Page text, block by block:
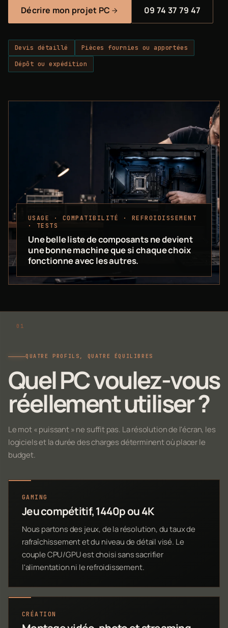
Décrire mon projet PC 09 74 37 79 47
Devis détaillé
Pièces fournies ou apportées
Dépôt ou expédition
USAGE · COMPATIBILITÉ · REFROIDISSEMENT
· TESTS
Une belle liste de composants ne devient
une bonne machine que si chaque choix
fonctionne avec les autres.
QUATRE PROFILS, QUATRE ÉQUILIBRES
Quel PC voulez-vous
réellement utiliser ?
Le mot « puissant » ne suffit pas. La résolution de l'écran, les
logiciels et la durée des charges déterminent où placer le
budget.
GAMING
Jeu compétitif, 1440p ou 4K
Nous partons des jeux, de la résolution, du taux de
rafraîchissement et du niveau de détail visé. Le
couple CPU/GPU est choisi sans sacrifier
l'alimentation ni le refroidissement.
CRÉATION